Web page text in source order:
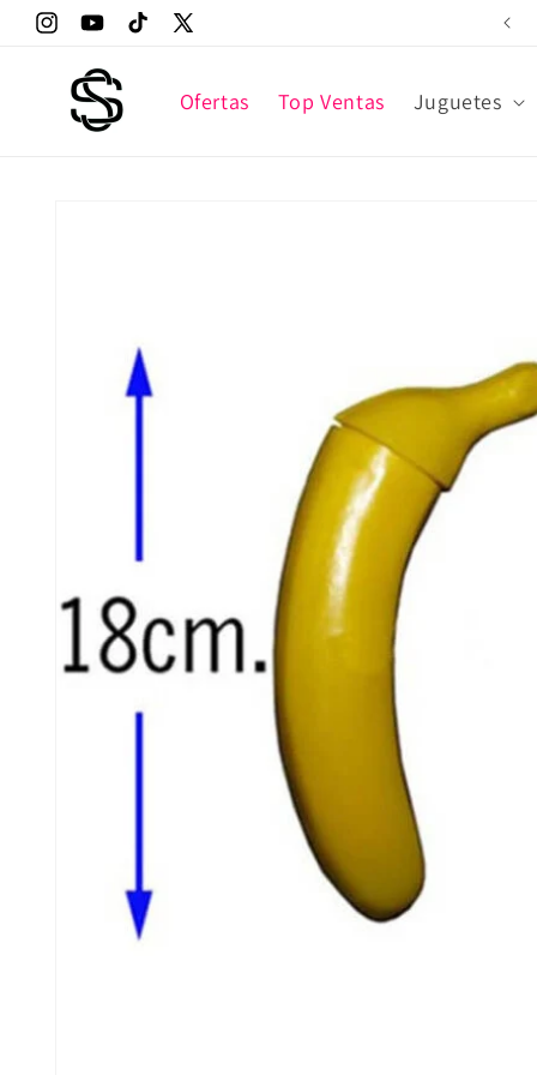
directamente
InstagramYouTubeTikTok X
Envíos gratuitos* en 24/48 horas
Ofertas Top Ventas Juguetes